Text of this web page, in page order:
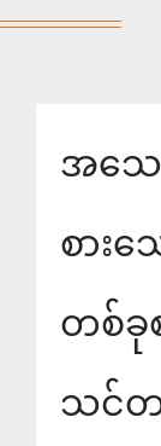
အသေ
စား
တစ်ခု
သင်တ